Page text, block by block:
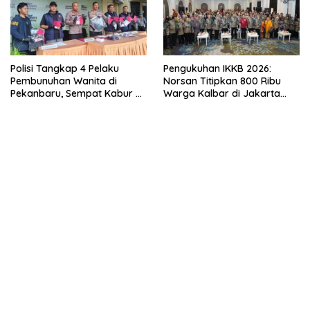
Polisi Tangkap 4 Pelaku
Pembunuhan Wanita di
Pekanbaru, Sempat Kabur ke
Pengukuhan IKKB 2026:
Norsan Titipkan 800 Ribu
Warga Kalbar di Jakarta